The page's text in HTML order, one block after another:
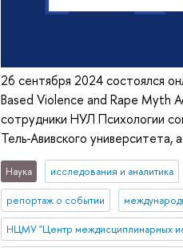
26 сентября 2024 состоялся
Based Violence and Rape Myth
сотрудники НУЛ Психологии
Тель-Авивского
Наука исследования и аналитика
репортаж о событии
НЦМУ "Центр междисциплинарных